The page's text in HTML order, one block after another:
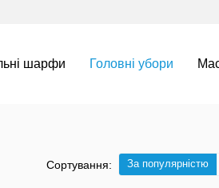
шарфи Головні убори
Сортування: За популярністю